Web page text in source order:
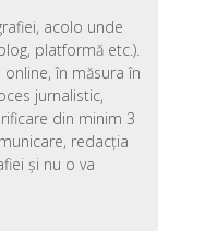
acolo unde
platformă etc.).
în măsura în
jurnalistic,
din minim 3
redacția
și nu o va